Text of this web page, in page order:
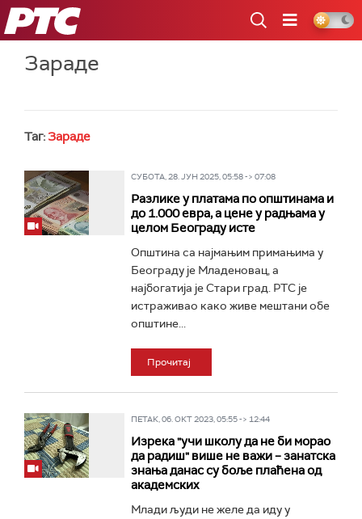
РТС
Зараде
Таг: Зараде
СУБОТА, 28. ЈУН 2025, 05:58 -> 07:08
Разлике у платама по општинама и
до 1.000 евра, а цене у радњама у
целом Београду исте
Општина са најмањим примањима у
Београду је Младеновац, а
најбогатија је Стари град. РТС је
истраживао како живе мештани обе
општине...
Прочитај
ПЕТАК, 06. ОКТ 2023, 05:55 -> 12:44
Изрека "учи школу да не би морао
да радиш" више не важи – занатска
знања данас су боље плаћена од
академских
Млади људи не желе да иду у